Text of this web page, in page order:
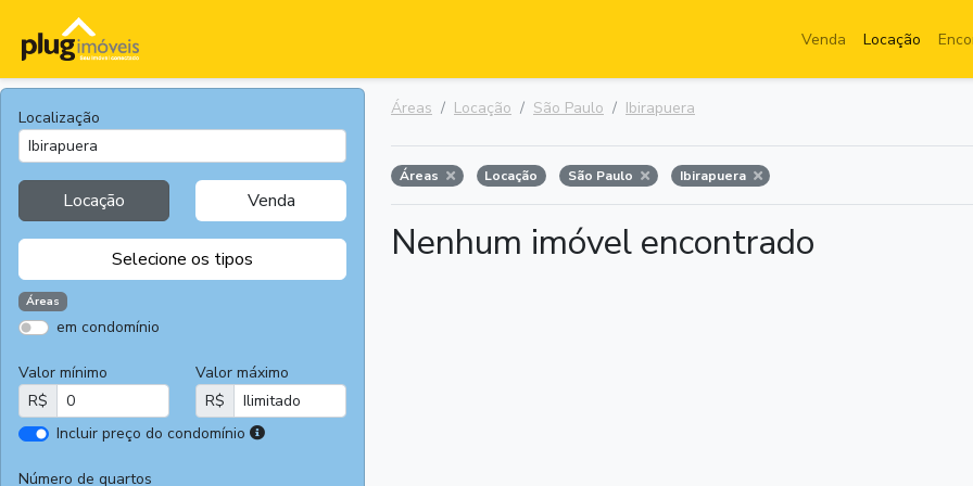
Venda Locação
Localização
Locação Venda
Selecione os tipos
Casas
Casas
Comerciais
Salas
Chácaras e
Áreas
em condomínio
Valor mínimo
R$
Valor máximo
R$
Incluir preço do condomínio
I
Número de quartos
Áreas Locação São Paulo Ibirapuera
Áreas Locação São Paulo Ibirapuera
Nenhum imóvel encontrado